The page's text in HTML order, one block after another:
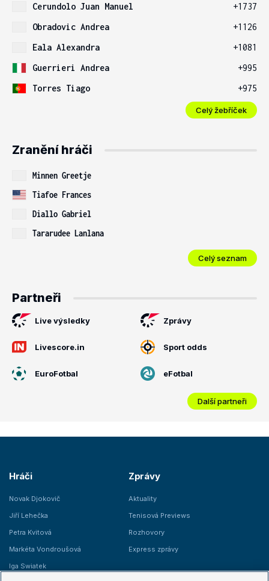
Cerundolo Juan Manuel
+1737
Obradovic Andrea
+1126
Eala Alexandra
+1081
Guerrieri Andrea
+995
Torres Tiago
+975
Celý žebříček
Zranění hráči
Minnen Greetje
Tiafoe Frances
Diallo Gabriel
Tararudee Lanlana
Celý seznam
Partneři
Live výsledky Zprávy
Livescore.in Sport odds
EuroFotbal eFotbal
Další partneři
Hráči
Novak Djokovič
Jiří Lehečka
Petra Kvitová
Markéta Vondroušová
Iga Swiatek
Zprávy
Aktuality
Tenisová Previews
Rozhovory
Express zprávy